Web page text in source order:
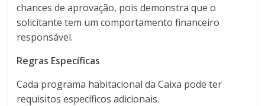
chances de aprovação, pois demonstra que o
solicitante tem um comportamento financeiro
responsável.
Regras Específicas
Cada programa habitacional da Caixa pode ter
requisitos específicos adicionais.